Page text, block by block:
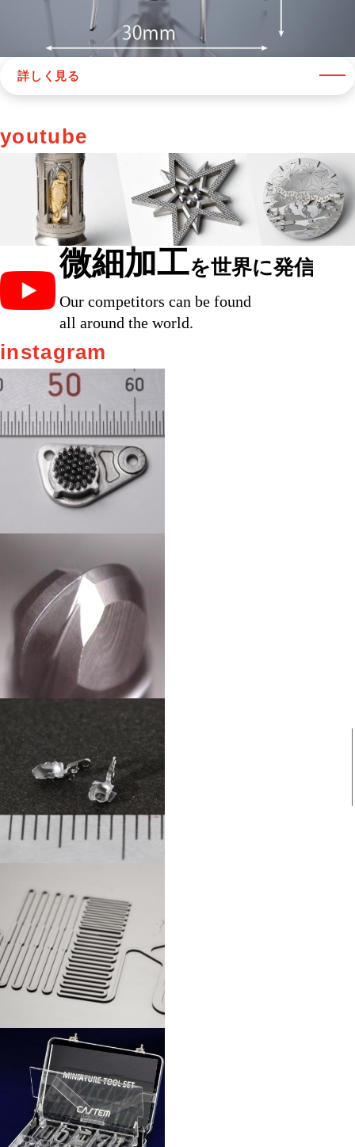
詳しく見る
youtube
instagram